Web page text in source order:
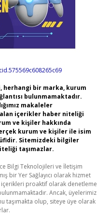
herhangi bir marka, kurum
bulunmamaktadır.
makaleler
içerikler haber niteliği
ve kişiler hakkında
kurum ve kişiler ile isim
Sitemizdeki bilgiler
taşımazlar.
Bilgi Teknolojileri ve İletişim
bir Yer Sağlayıcı olarak hizmet
proaktif olarak denetleme
Ancak, üyelerimiz
taşımakta olup, siteye üye olarak